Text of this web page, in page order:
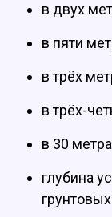
в двух
в пяти
в трёх
в трёх-
в 30
глубина